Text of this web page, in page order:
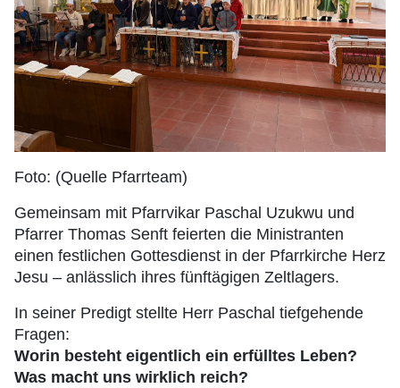
Foto: (Quelle Pfarrteam)
Gemeinsam mit Pfarrvikar Paschal Uzukwu und
Pfarrer Thomas Senft feierten die Ministranten
einen festlichen Gottesdienst in der Pfarrkirche Herz
Jesu – anlässlich ihres fünftägigen Zeltlagers.
In seiner Predigt stellte Herr Paschal tiefgehende
Fragen:
Worin besteht eigentlich ein erfülltes Leben?
Was macht uns wirklich reich?